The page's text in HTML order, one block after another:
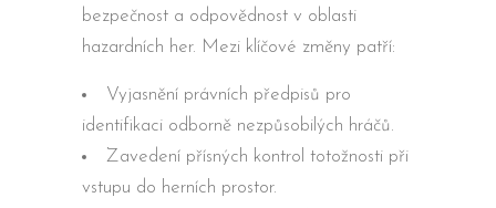
bezpečnost a odpovědnost v oblasti
hazardních her. Mezi klíčové změny patří:
Vyjasnění právních předpisů pro
identifikaci odborně nezpůsobilých hráčů.
Zavedení přísných kontrol totožnosti při
vstupu do herních prostor.